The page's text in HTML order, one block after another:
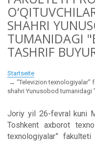
SHAHRI
TUMANIDAGI
TASHRIF
Startseite
“Televizion
shahri Yunusobod tumanidagi
Joriy yil 26-fevral kuni
Toshkent axborot
texnologiyalar” fakulteti